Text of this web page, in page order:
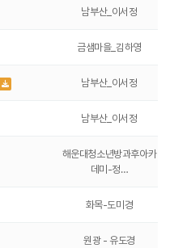
남부산_이서정
금샘마을_김하영
남부산_이서정
남부산_이서정
해운대청소년방과후아카
데미-정…
화목-도미경
원광 - 유도경